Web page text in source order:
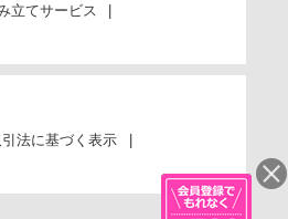
立てサービス
法に基づく表示